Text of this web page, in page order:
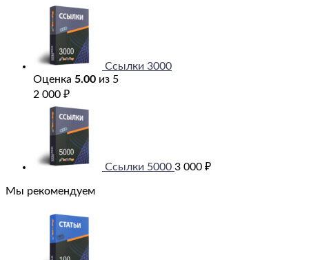
составляла
6
000 ₽.
Ссылки 3000
Оценка 5.00 из 5
2 000 ₽
Ссылки 5000 3 000 ₽
Мы рекомендуем